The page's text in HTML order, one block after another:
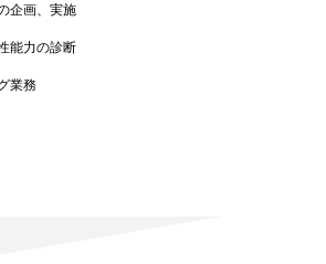
企画、実施
能力の診断
業務